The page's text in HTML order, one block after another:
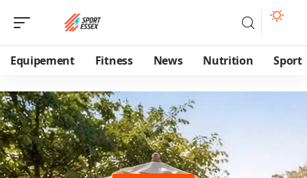
Equipement Fitness News Nutrition Sport